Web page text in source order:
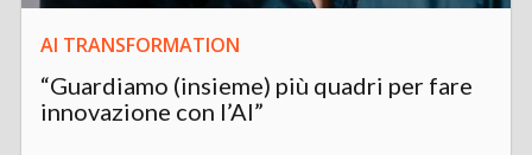
AI TRANSFORMATION
“Guardiamo (insieme) più quadri per fare
innovazione con l’AI”